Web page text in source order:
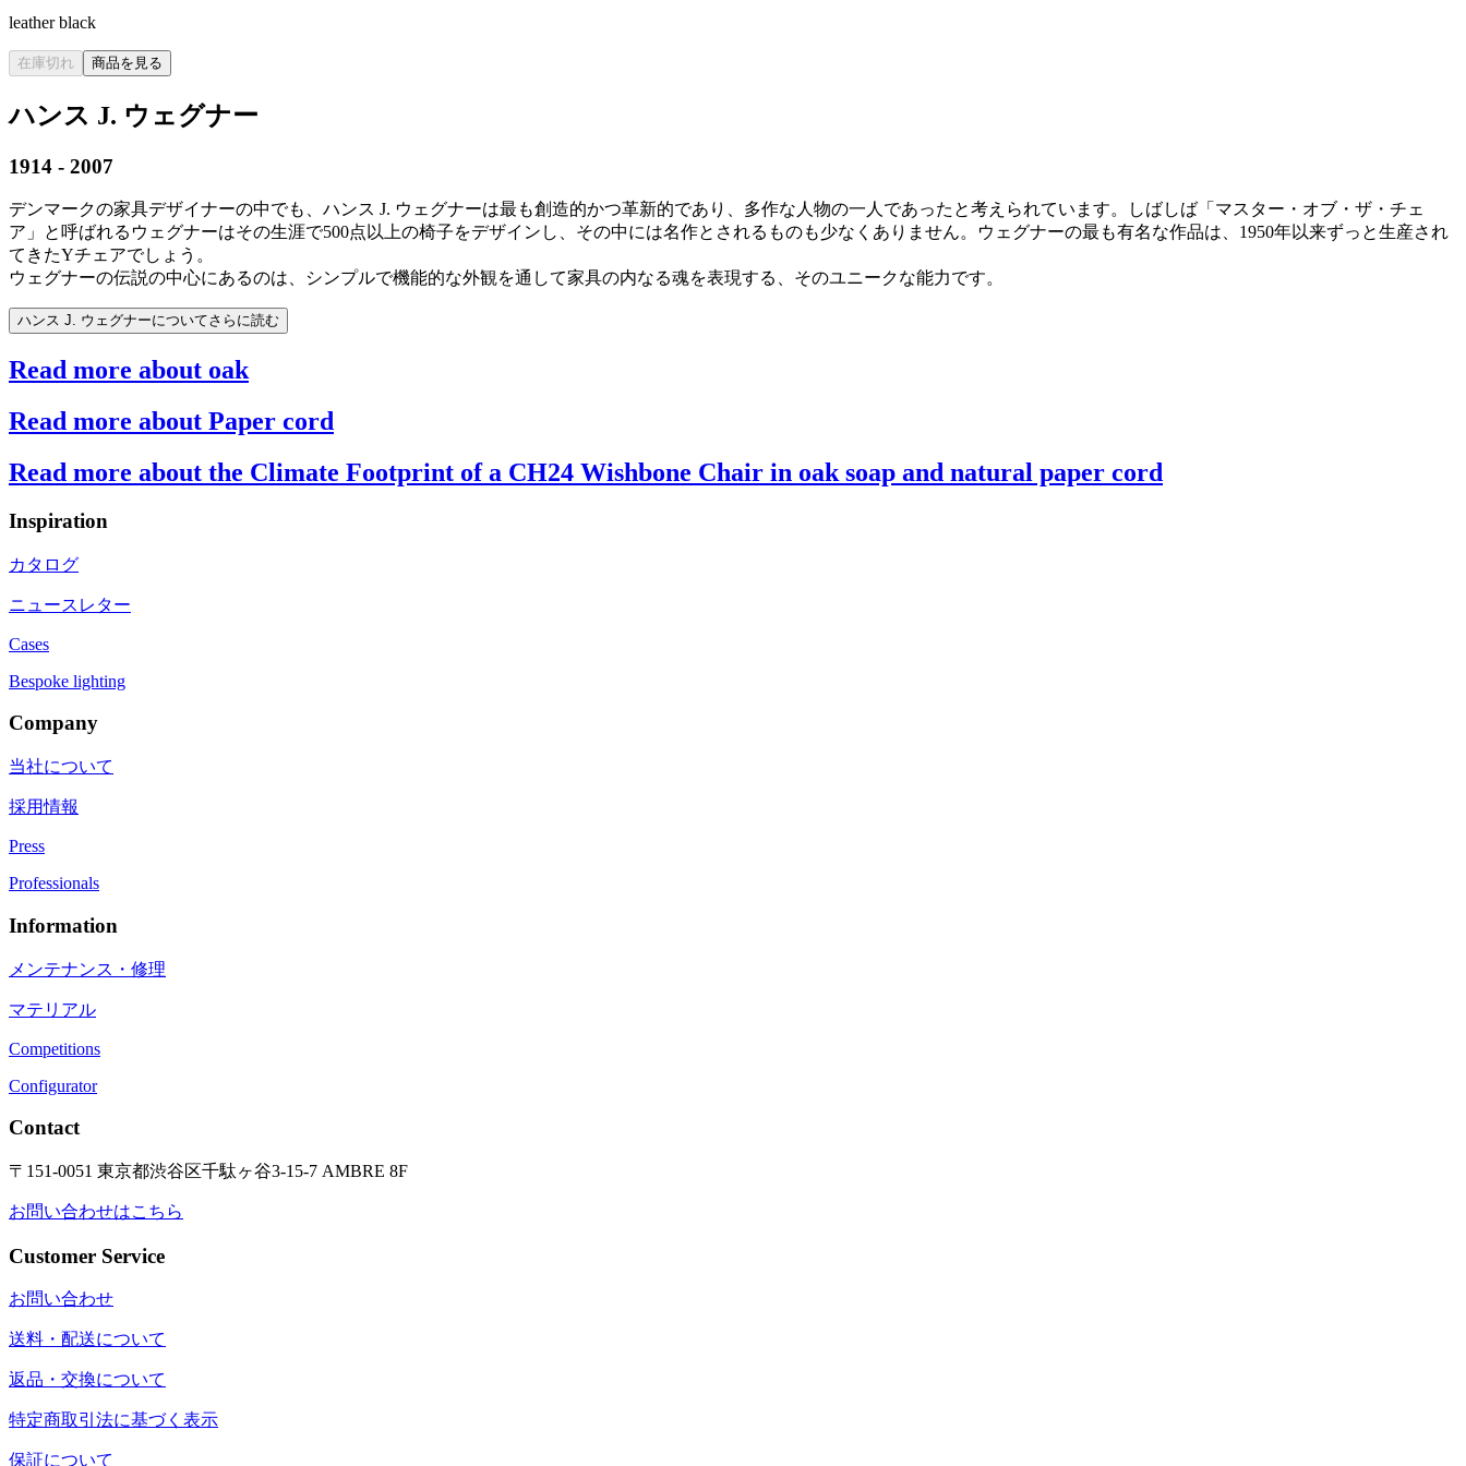
leather black
在庫切れ 商品を見る
ハンス J. ウェグナー
1914 - 2007
デンマークの家具デザイナーの中でも、ハンス J. ウェグナーは最も創造的かつ革新的であり、多作な人物の一人であったと考えられています。しばしば「マスター・オブ・ザ・チェ
ア」と呼ばれるウェグナーはその生涯で500点以上の椅子をデザインし、その中には名作とされるものも少なくありません。ウェグナーの最も有名な作品は、1950年以来ずっと生産され
てきたYチェアでしょう。
ウェグナーの伝説の中心にあるのは、シンプルで機能的な外観を通して家具の内なる魂を表現する、そのユニークな能力です。
ハンス J. ウェグナーについてさらに読む
Read more about oak
Read more about Paper cord
Read more about the Climate Footprint of a CH24 Wishbone Chair in oak soap and natural paper cord
Inspiration
カタログ
ニュースレター
Cases
Bespoke lighting
Company
当社について
採用情報
Press
Professionals
Information
メンテナンス・修理
マテリアル
Competitions
Configurator
Contact
〒151-0051 東京都渋谷区千駄ヶ谷3-15-7 AMBRE 8F
お問い合わせはこちら
Customer Service
お問い合わせ
送料・配送について
返品・交換について
特定商取引法に基づく表示
保証について